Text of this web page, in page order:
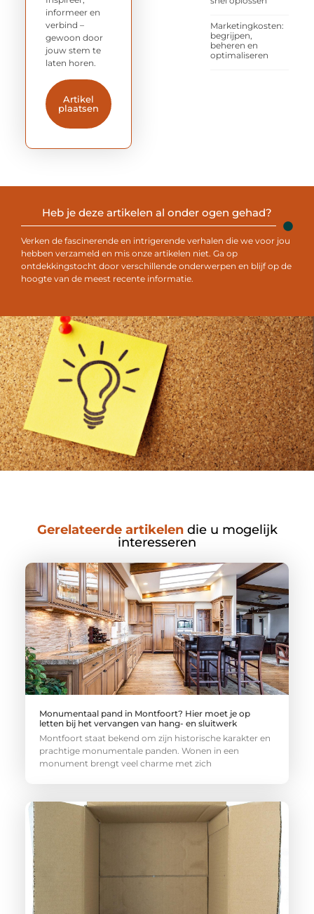
Marketingkosten:
begrijpen,
beheren en
optimaliseren
informeer en
verbind –
gewoon door
jouw stem te
laten horen.
Artikel
plaatsen
Heb je deze artikelen al onder ogen gehad?
Verken de fascinerende en intrigerende verhalen die we voor jou
hebben verzameld en mis onze artikelen niet. Ga op
ontdekkingstocht door verschillende onderwerpen en blijf op de
hoogte van de meest recente informatie.
Gerelateerde artikelendie u mogelijk
interesseren
Monumentaal pand in Montfoort? Hier moet je op
letten bij het vervangen van hang- en sluitwerk
Montfoort staat bekend om zijn historische karakter en
prachtige monumentale panden. Wonen in een
monument brengt veel charme met zich